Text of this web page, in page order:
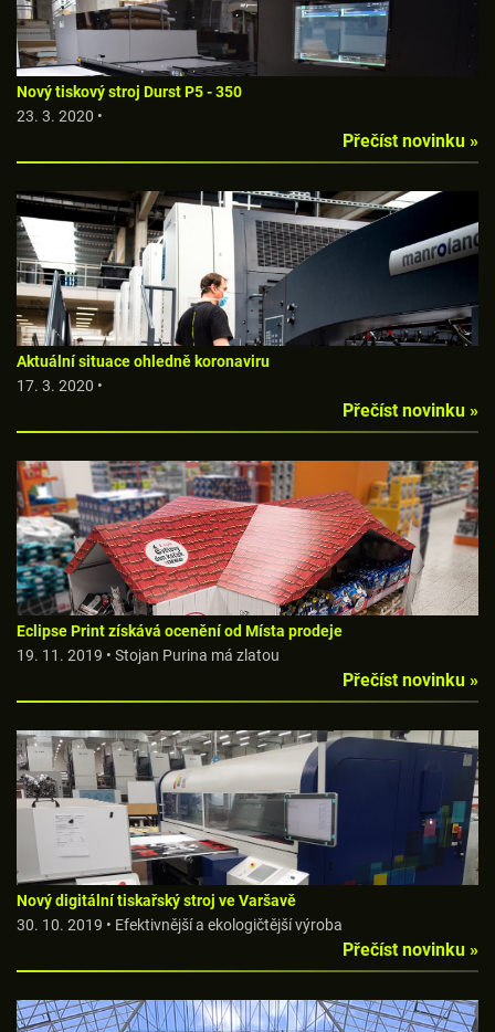
Nový tiskový stroj Durst P5 - 350
23. 3. 2020 •
Přečíst novinku »
Aktuální situace ohledně koronaviru
17. 3. 2020 •
Přečíst novinku »
Eclipse Print získává ocenění od Místa prodeje
19. 11. 2019 • Stojan Purina má zlatou
Přečíst novinku »
Nový digitální tiskařský stroj ve Varšavě
30. 10. 2019 • Efektivnější a ekologičtější výroba
Přečíst novinku »